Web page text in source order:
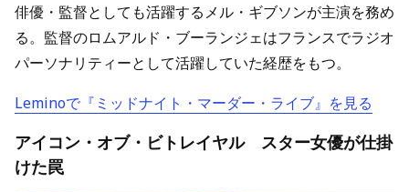
俳優・監督としても活躍するメル・ギブソンが主演を務め
る。監督のロムアルド・ブーランジェはフランスでラジオ
パーソナリティーとして活躍していた経歴をもつ。
Leminoで『ミッドナイト・マーダー・ライブ』を見る
アイコン・オブ・ビトレイヤル スター女優が仕掛
けた罠